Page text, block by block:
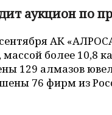
аукцион по
АК
более 10,8
129 алмазов
76 фирм из